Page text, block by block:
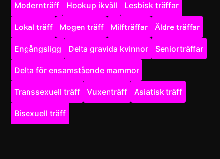
Modernträff Hookup ikväll Lesbisk träffar
Lokal träff Mogen träff Milfträffar Äldre träffar
Engångsligg Delta gravida kvinnor Seniorträffar
Delta för ensamstående mammor
Transsexuell träff Vuxenträff Asiatisk träff
Bisexuell träff